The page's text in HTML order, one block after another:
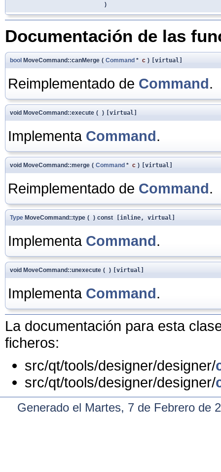
)
Documentación de las
bool MoveCommand::canMerge ( Command * c ) [virtual]
Reimplementado de Command.
void MoveCommand::execute ( ) [virtual]
Implementa Command.
void MoveCommand::merge ( Command * c ) [virtual]
Reimplementado de Command.
Type MoveCommand::type ( ) const [inline, virtual]
Implementa Command.
void MoveCommand::unexecute ( ) [virtual]
Implementa Command.
La documentación para esta
ficheros:
src/qt/tools/designer/designer/
src/qt/tools/designer/designer/
Generado el Martes, 7 de Febrero de